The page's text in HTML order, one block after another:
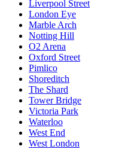
Liverpool Street
London Eye
Marble Arch
Notting Hill
O2 Arena
Oxford Street
Pimlico
Shoreditch
The Shard
Tower Bridge
Victoria Park
Waterloo
West End
West London